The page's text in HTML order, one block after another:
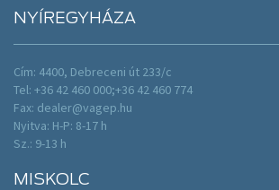
NYÍREGYHÁZA
Cím: 4400, Debreceni út 233/c
Tel: +36 42 460 000;+36 42 460 774
Fax: dealer@vagep.hu
Nyitva: H-P: 8-17 h
Sz.: 9-13 h
MISKOLC